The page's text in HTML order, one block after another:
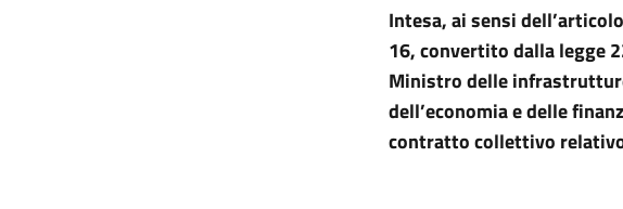
Intesa, ai sensi
16, convertito dalla legge
Ministro delle
dell’economia e delle
contratto collettivo